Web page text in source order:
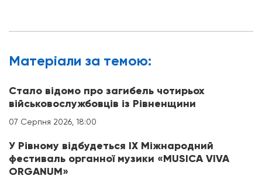
Матерiали за темою:
Стало відомо про загибель чотирьох
військовослужбовців із Рівненщини
07 Серпня 2026, 18:00
У Рівному відбудеться IX Міжнародний
фестиваль органної музики «MUSICA VIVA
ORGANUM»